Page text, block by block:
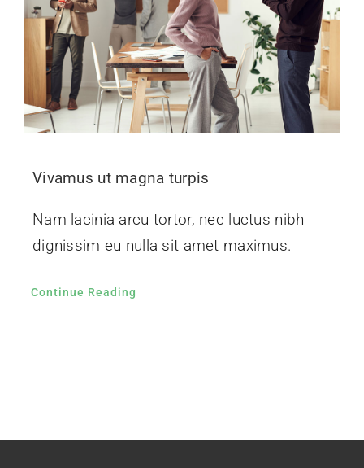
Vivamus ut magna turpis
Nam lacinia arcu tortor, nec luctus nibh
dignissim eu nulla sit amet maximus.
Continue Reading